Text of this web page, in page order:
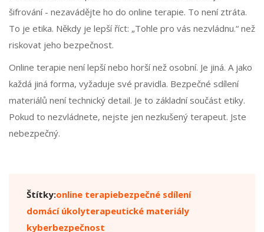
šifrování - nezavádějte ho do online terapie. To není ztráta.
To je etika. Někdy je lepší říct: „Tohle pro vás nezvládnu.“ než
riskovat jeho bezpečnost.
Online terapie není lepší nebo horší než osobní. Je jiná. A jako
každá jiná forma, vyžaduje své pravidla. Bezpečné sdílení
materiálů není technický detail. Je to základní součást etiky.
Pokud to nezvládnete, nejste jen nezkušený terapeut. Jste
nebezpečný.
Štítky:online terapiebezpečné sdílení
domácí úkolyterapeutické materiály
kyberbezpečnost